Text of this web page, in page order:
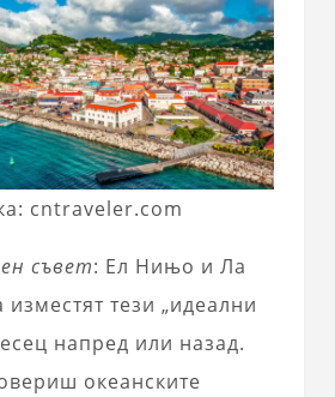
cntraveler.com
съвет: Ел Нињо и Ла
тези „идеални
напред или назад.
океанските